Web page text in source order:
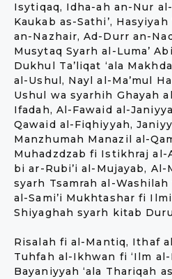
Isytiqaq, Idha-ah an-Nur al-
Kaukab as-Sathi’,
an-Nazhair, Ad-Durr an-
Musytaq Syarh al-Luma’
Dukhul Ta’liqat ‘ala
al-Ushul, Nayl al-Ma’mul
Ushul wa syarhih Ghayah
Ifadah, Al-Fawaid al-
Qawaid al-Fiqhiyyah,
Manzhumah Manazil al-
Muhadzdzab fi Istikhraj al-
bi ar-Rubi’i al-Mujayab,
syarh Tsamrah al-
al-Sami’i Mukhtashar fi
Shiyaghah syarh kitab
Risalah fi al-Mantiq, Ithaf
Tuhfah al-Ikhwan fi ‘Ilm
Bayaniyyah ‘ala Thariqah